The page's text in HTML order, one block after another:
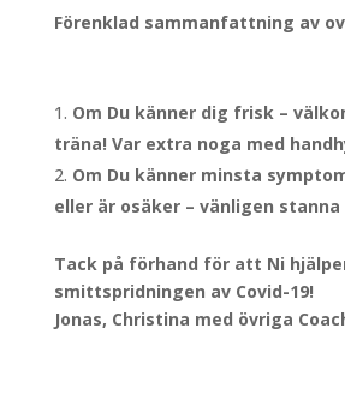
Förenklad sammanfattning av
Om Du känner dig frisk –
träna! Var extra noga med
Om Du känner minsta
eller är osäker – vänligen stanna
Tack på förhand för att Ni
smittspridningen av Covid-19!
Jonas, Christina med övriga